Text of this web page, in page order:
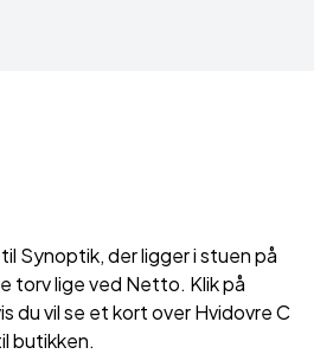
Synoptik, der ligger i stuen på
torv lige ved Netto. Klik på
du vil se et kort over Hvidovre C
butikken.